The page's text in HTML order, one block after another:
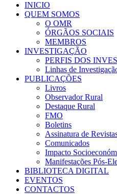
INICIO
QUEM SOMOS
O OMR
ÓRGÃOS SOCIAIS
MEMBROS
INVESTIGAÇÃO
PERFIS DOS
Linhas de
PUBLICAÇÕES
Livros
Observador Rural
Destaque Rural
FMO
Boletins
Assinatura de
Comunicados
Impacto
Manifestações Pós-
BIBLIOTECA DIGITAL
EVENTOS
CONTACTOS